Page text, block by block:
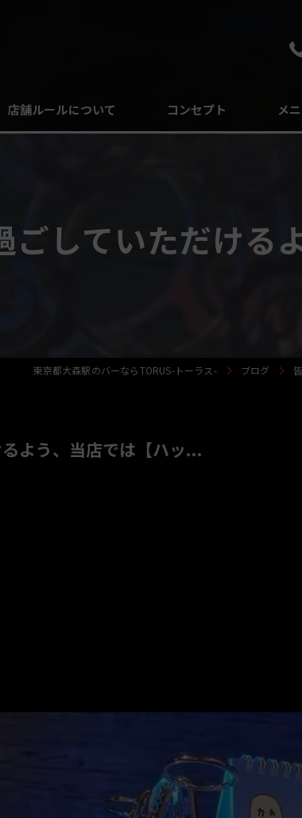
店舗ルールについて コンセプト メ
ごしていただける
東京都大森駅のバーならTORUS-トーラス- ブログ
よう、当店では【ハッ...